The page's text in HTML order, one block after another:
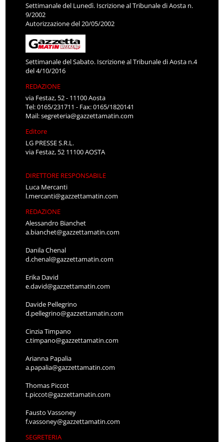
Settimanale del Lunedì. Iscrizione al Tribunale di Aosta n.
9/2002
Autorizzazione del 20/05/2002
Settimanale del Sabato. Iscrizione al Tribunale di Aosta n.4
del 4/10/2016
REDAZIONE
via Festaz, 52 - 11100 Aosta
Tel: 0165/231711 - Fax: 0165/1820141
Mail:segreteria@gazzettamatin.com
Editore
LG PRESSE S.R.L.
via Festaz, 52 11100 AOSTA
DIRETTORE RESPONSABILE
Luca Mercanti
l.mercanti@gazzettamatin.com
REDAZIONE
Alessandro Bianchet
a.bianchet@gazzettamatin.com
Danila Chenal
d.chenal@gazzettamatin.com
Erika David
e.david@gazzettamatin.com
Davide Pellegrino
d.pellegrino@gazzettamatin.com
Cinzia Timpano
c.timpano@gazzettamatin.com
Arianna Papalia
a.papalia@gazzettamatin.com
Thomas Piccot
t.piccot@gazzettamatin.com
Fausto Vassoney
f.vassoney@gazzettamatin.com
SEGRETERIA